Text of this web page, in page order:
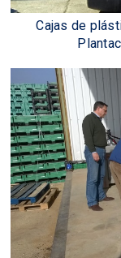
Cajas de